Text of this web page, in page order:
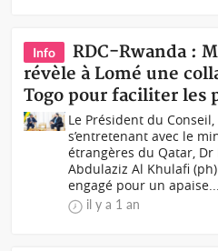
Info
RDC-Rwanda :
révèle à Lomé une
Togo pour faciliter les
Le Président du
s’entretenant avec le
étrangères du Qatar,
Abdulaziz Al Khulafi
engagé pour un apaise...
il y a 1 an